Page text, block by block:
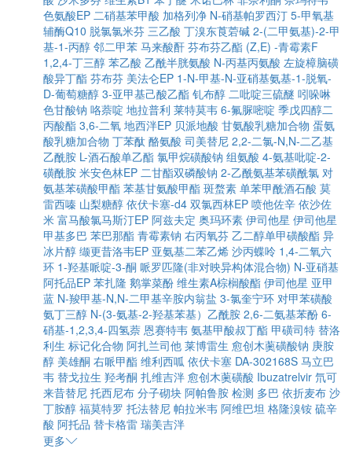
色氨酸EP 二硝基苯甲酸 加格列净 N-硝基帕罗西汀 5-甲氧基
辅酶Q10 脱氯氯米芬 三乙酸 丁溴东莨菪碱 2-(二甲氨基)-2-甲
基-1-丙醇 邻二甲苯 马来酸酐 芬布芬乙酯 (Z,E) -青霉素F
1,2,4-丁三醇 苯乙酸 乙酰半胱氨酸 N-丙基丙氨酸 左旋樟脑磺
酸异丁酯 芬布芬 美法仑EP 1-N-甲基-N-亚硝基氨基-1-脱氧-
D-葡萄糖醇 3-亚甲基己酸乙酯 钆布醇 二吡啶三硫醚 吲哚啉
色甘酸钠 咯萘啶 地拉普利 莱特莫韦 6-氟脲嘧啶 季戊四醇二
丙酸酯 3,6-二氧 地西泮EP 贝派地酸 甘氨酸乳糖加合物 蛋氨
酸乳糖加合物 丁苯酞 酪氨酸 司美替尼 2,2-二氯-N,N-二乙基
乙酰胺 L-酒石酸单乙酯 氯甲烷磺酸钠 组氨酸 4-氨基吡啶-2-
磺酰胺 米安色林EP 二甘酯双磷酸钠 2-乙酰氨基苯磺酰氯 对
氨基苯磺酸甲酯 苯基甘氨酸甲酯 斑蝥素 单苯甲酰酒石酸 莫
雷西嗪 山梨糖醇 依伏卡塞-d4 双氯西林EP 喷他佐辛 依沙佐
米 富马酸氯马斯汀EP 阿兹夫定 奥玛环素 伊司他星 伊司他星
甲基多巴 苯巴那酯 青霉素钠 右丙氧芬 乙二醇单甲磺酸酯 异
冰片醇 缬更昔洛韦EP 亚氨基二苯乙烯 沙丙蝶呤 1,4-二氧六
环 1-羟基哌啶-3-酮 哌罗匹隆(非对映异构体混合物) N-亚硝基
阿托品EP 苯扎隆 鹅掌菜酚 维生素A棕榈酸酯 伊司他星 亚甲
蓝 N-羧甲基-N,N-二甲基辛胺内翁盐 3-氯奎宁环 对甲苯磺酸
氨丁三醇 N-(3-氨基-2-羟基苯基）乙酰胺 2,6-二氨基苯酚 6-
硝基-1,2,3,4-四氢萘 恩赛特韦 氨基甲酸叔丁酯 甲磺司特 替洛
利生 标记化合物 阿扎兰司他 莱博雷生 愈创木薁磺酸钠 庚胺
醇 美雄酮 右哌甲酯 维利西呱 依伏卡塞 DA-302168S 马立巴
韦 替戈拉生 羟考酮 扎维吉泮 愈创木薁磺酸 Ibuzatrelvir 氘可
来昔替尼 托西尼布 分子砌块 阿帕鲁胺 检测 多巴 依折麦布 沙
丁胺醇 福莫特罗 托法替尼 帕拉米韦 阿维巴坦 格隆溴铵 硫辛
酸 阿托品 替卡格雷 瑞美吉泮
更多